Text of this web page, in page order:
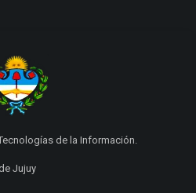
de la Información.
Jujuy